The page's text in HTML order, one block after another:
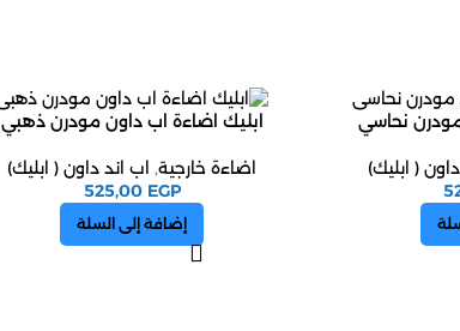
نحاسي
( ابليك)
ابليك اضاءة اب داون مودرن ذهبي
اضاءة خارجية, اب اند داون ( ابليك)
525,00 EGP
إضافة إلى السلة